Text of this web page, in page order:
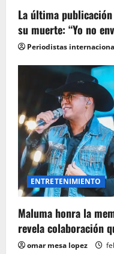
La última
su muerte: “Yo no
Periodistas
ENTRETENIMIENTO
Maluma honra la
revela colaboración
omar mesa lopez